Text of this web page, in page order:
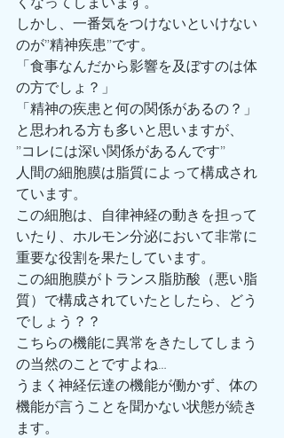
しかし、一番気をつけないといけない
のが”精神疾患”です。
「食事なんだから影響を及ぼすのは体
の方でしょ？」
「精神の疾患と何の関係があるの？」
と思われる方も多いと思いますが、
”コレには深い関係があるんです”
人間の細胞膜は脂質によって構成され
ています。
この細胞は、自律神経の動きを担って
いたり、ホルモン分泌において非常に
重要な役割を果たしています。
この細胞膜がトランス脂肪酸（悪い脂
質）で構成されていたとしたら、どう
でしょう？？
こちらの機能に異常をきたしてしまう
の当然のことですよね…
うまく神経伝達の機能が働かず、体の
機能が言うことを聞かない状態が続き
ます。